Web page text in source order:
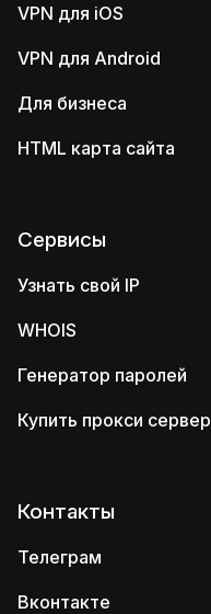
VPN для iOS
VPN для Android
Для бизнеса
HTML карта сайта
Сервисы
Узнать свой IP
WHOIS
Генератор паролей
Купить прокси сервер
Контакты
Телеграм
Вконтакте